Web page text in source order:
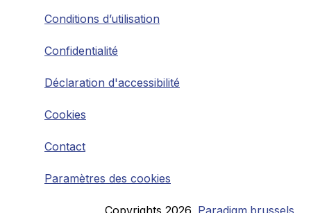
Conditions d’utilisation
Confidentialité
Déclaration d'accessibilité
Cookies
Contact
Paramètres des cookies
Copyrights 2026 Paradigm.brussels